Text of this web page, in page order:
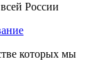
России
которых мы